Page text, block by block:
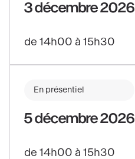
3 décembre 2026
de 14h00 à 15h30
En présentiel
5 décembre 2026
de 14h00 à 15h30